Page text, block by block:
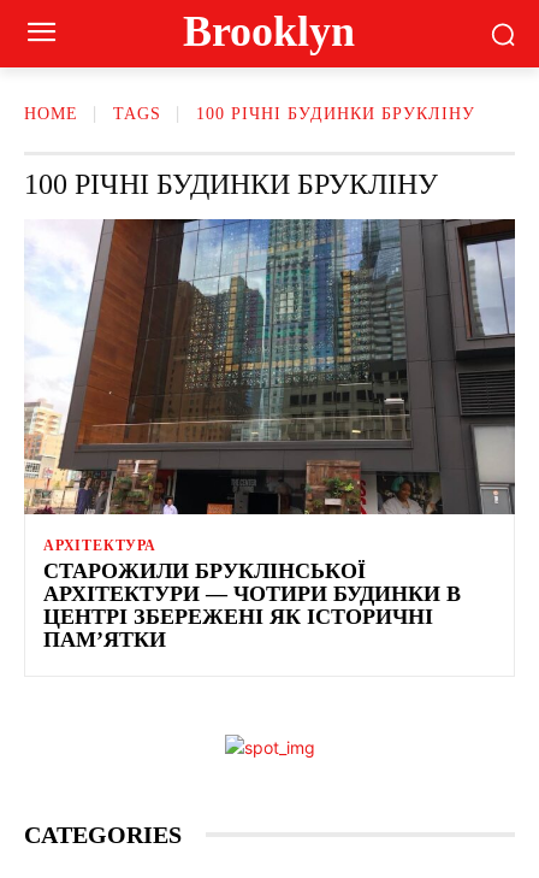
Brooklyn
HOME TAGS 100 РІЧНІ БУДИНКИ БРУКЛІНУ
100 РІЧНІ БУДИНКИ БРУКЛІНУ
АРХІТЕКТУРА
СТАРОЖИЛИ БРУКЛІНСЬКОЇ
АРХІТЕКТУРИ — ЧОТИРИ БУДИНКИ В
ЦЕНТРІ ЗБЕРЕЖЕНІ ЯК ІСТОРИЧНІ
ПАМ’ЯТКИ
CATEGORIES